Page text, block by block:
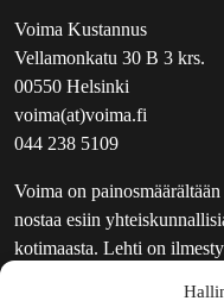
Voima Kustannus
Vellamonkatu 30 B 3 krs.
00550 Helsinki
voima(at)voima.fi
044 238 5109
Voima on
nostaa esiin
kotimaasta. Lehti on